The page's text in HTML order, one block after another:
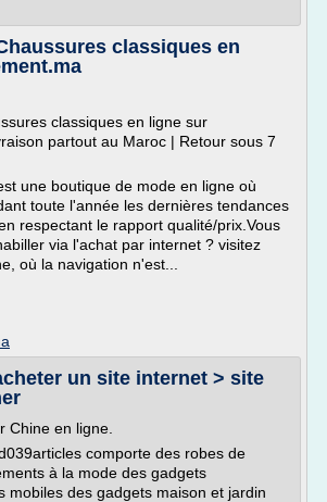
classiques en
classiques en ligne sur
partout au Maroc | Retour sous 7
une boutique de mode en ligne où
toute l'année les dernières tendances
respectant le rapport qualité/prix.Vous
via l'achat par internet ? visitez
où la navigation n'est...
un site internet > site
Chine en ligne.
comporte des robes de
à la mode des gadgets
mobiles des gadgets maison et jardin